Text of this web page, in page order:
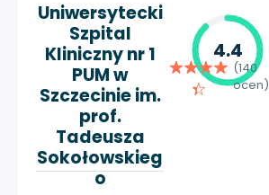
Uniwersytecki
Szpital
Kliniczny nr 1
PUM w
Szczecinie im.
prof.
Tadeusza
Sokołowskieg
o
4.4
(140
ocen)